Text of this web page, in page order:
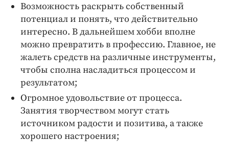
Возможность раскрыть собственный
потенциал и понять, что действительно
интересно. В дальнейшем хобби вполне
можно превратить в профессию. Главное, не
жалеть средств на различные инструменты,
чтобы сполна насладиться процессом и
результатом;
Огромное удовольствие от процесса.
Занятия творчеством могут стать
источником радости и позитива, а также
хорошего настроения;